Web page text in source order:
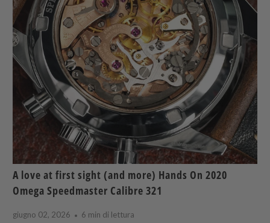
A love at first sight (and more) Hands On 2020
Omega Speedmaster Calibre 321
giugno 02, 2026 6 min di lettura